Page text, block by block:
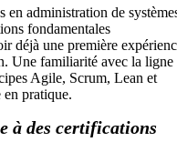
en administration de
fondamentales
déjà une première
Une familiarité avec la ligne
Agile, Scrum, Lean et
pratique.
à des certifications